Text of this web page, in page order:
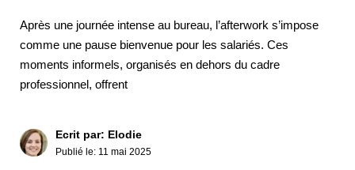
Après une journée intense au bureau, l’afterwork s’impose
comme une pause bienvenue pour les salariés. Ces
moments informels, organisés en dehors du cadre
professionnel, offrent
Ecrit par: Elodie
Publié le: 11 mai 2025